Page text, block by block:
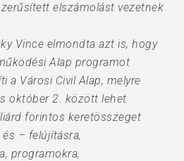
elszámolást vezetnek
Vince elmondta azt is, hogy
Alap programot
a Városi Civil Alap, melyre
október 2. között lehet
forintos keretösszeget
– felújításra,
programokra,